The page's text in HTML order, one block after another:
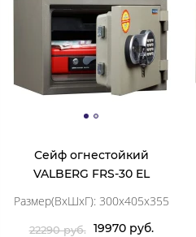
Сейф огнестойкий
VALBERG FRS-30 EL
Размер(ВхШхГ): 300x405x355
22290 руб. 19970 руб.